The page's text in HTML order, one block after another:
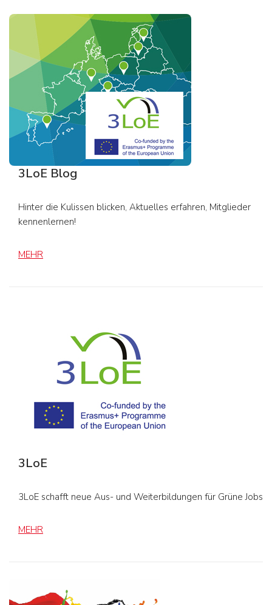
3LoE Blog
Hinter die Kulissen blicken, Aktuelles erfahren, Mitglieder
kennenlernen!
MEHR
3LoE
3LoE schafft neue Aus- und Weiterbildungen für Grüne Jobs
MEHR